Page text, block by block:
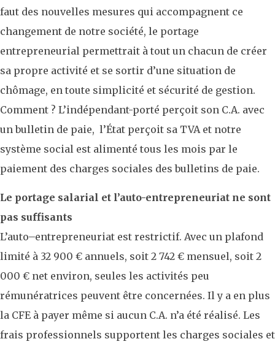
faut des nouvelles mesures qui accompagnent ce
changement de notre société, le portage
entrepreneurial permettrait à tout un chacun de créer
sa propre activité et se sortir d’une situation de
chômage, en toute simplicité et sécurité de gestion.
Comment ? L’indépendant-porté perçoit son C.A. avec
un bulletin de paie, l’État perçoit sa TVA et notre
système social est alimenté tous les mois par le
paiement des charges sociales des bulletins de paie.
Le portage salarial et l’auto-entrepreneuriat ne sont
pas suffisants
L’auto–entrepreneuriat est restrictif. Avec un plafond
limité à 32 900 € annuels, soit 2 742 € mensuel, soit 2
000 € net environ, seules les activités peu
rémunératrices peuvent être concernées. Il y a en plus
la CFE à payer même si aucun C.A. n’a été réalisé. Les
frais professionnels supportent les charges sociales et